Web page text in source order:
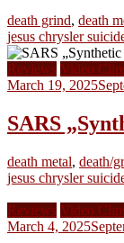
death grind, death
jesus chrysler
Reviews Video
March 19, 2025
SARS
death metal, death/
jesus chrysler
Reviews Video
March 4, 2025